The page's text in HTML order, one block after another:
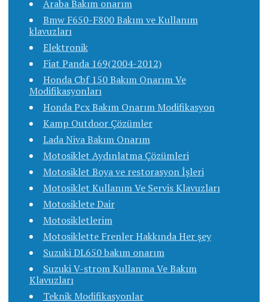
Araba Bakım onarım
Bmw F650-F800 Bakım ve Kullanım
klavuzları
Elektronik
Fiat Panda 169(2004-2012)
Honda Cbf 150 Bakım Onarım Ve
Modifikasyonları
Honda Pcx Bakım Onarım Modifikasyon
Kamp Outdoor Çözümler
Lada Niva Bakım Onarım
Motosiklet Aydınlatma Çözümleri
Motosiklet Boya ve restorasyon İşleri
Motosiklet Kullanım Ve Servis Klavuzları
Motosiklete Dair
Motosikletlerim
Motosiklette Frenler Hakkında Her şey
Suzuki DL650 bakım onarım
Suzuki V-strom Kullanma Ve Bakım
Klavuzları
Teknik Modifikasyonlar